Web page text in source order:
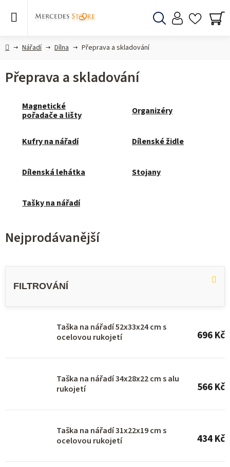
DomůNářadí Dílna Přeprava a skladování
Přeprava a skladování
Magnetické
pořadače a lišty
Organizéry
Kufry na nářadí Dílenské židle
Dílenská lehátka Stojany
Tašky na nářadí
Nejprodávanější
Taška na nářadí 52x33x24 cm s
ocelovou rukojetí
696 Kč
Taška na nářadí 34x28x22 cm s alu
rukojetí
566 Kč
Taška na nářadí 31x22x19 cm s
ocelovou rukojetí
434 Kč
V
r
u
ů